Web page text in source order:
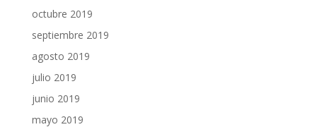
octubre 2019
septiembre 2019
agosto 2019
julio 2019
junio 2019
mayo 2019